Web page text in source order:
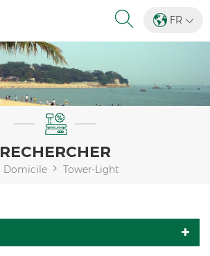
FR
RECHERCHER
Domicile Tower-Light